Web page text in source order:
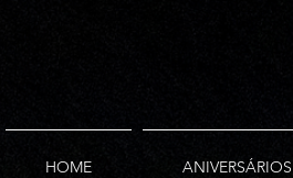
HOME ANIVERSÁRIOS